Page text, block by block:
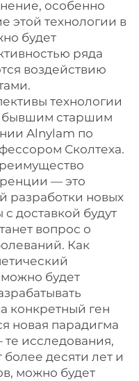
особенно
этой технологии в
будет
ряда
воздействию
технологии
бывшим старшим
Alnylam по
Сколтеха.
— это
разработки новых
доставкой будут
вопрос о
Как
будет
конкретный ген
новая парадигма
исследования,
десяти лет и
можно будет